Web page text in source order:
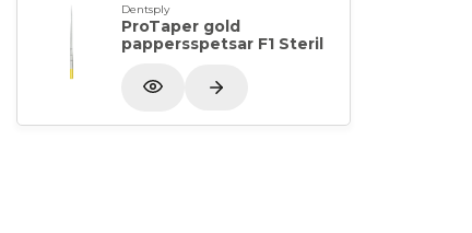
Dentsply
ProTaper gold
pappersspetsar F1 Steril